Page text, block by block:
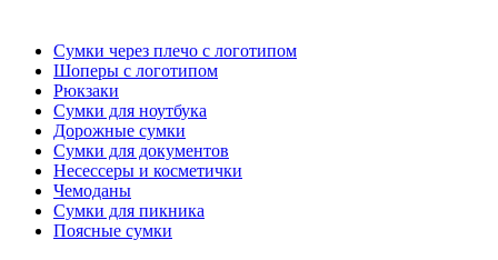
Сумки через плечо с логотипом
Шоперы с логотипом
Рюкзаки
Сумки для ноутбука
Дорожные сумки
Сумки для документов
Несессеры и косметички
Чемоданы
Сумки для пикника
Поясные сумки